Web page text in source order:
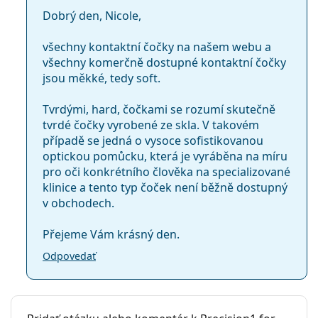
Pre nositeľov s astigmatizmom, ktorí potrebujú
Pre tých, ktorí uprednostňujú praktickéjednodenné
kontaktné šošovky, alebo nositeľov, ktorí nosia
kontaktné šošovky len príležitostne.
vysokou priedušnosťou.
Často kladené otázky
Ako dlho môžete nosiť Precision1 for
Môžete spať v Precision1 for Astigmatism?
Aký je rozdiel medzi balením 30 kusov a balením
manipuláciu:
môže spať:
Nie
Nie
Balenie
Výrobca:
Alcon
krabičke:
90
Hmotnosť:
215 g
Ostatné
Kategória:
Kontaktné šošovky
Dobrý den, Nicole,
všechny kontaktní čočky na našem webu a
všechny komerčně dostupné kontaktní čočky
jsou měkké, tedy soft.
Tvrdými, hard, čočkami se rozumí skutečně
tvrdé čočky vyrobené ze skla. V takovém
případě se jedná o vysoce sofistikovanou
optickou pomůcku, která je vyráběna na míru
pro oči konkrétního člověka na specializované
klinice a tento typ čoček není běžně dostupný
v obchodech.
Přejeme Vám krásný den.
Odpovedať